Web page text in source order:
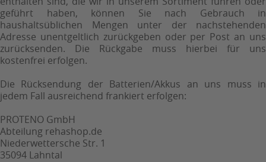
geführt haben, können Sie nach Gebrauch in
haushaltsüblichen Mengen unter der nachstehenden
Adresse unentgeltlich zurückgeben oder per Post an uns
zurücksenden. Die Rückgabe muss hierbei für uns
kostenfrei erfolgen.
Die Rücksendung der Batterien/Akkus an uns muss in
jedem Fall ausreichend frankiert erfolgen:
PROTENO GmbH
Abteilung rehashop.de
Niederwettersche Str. 1
35094 Lahntal